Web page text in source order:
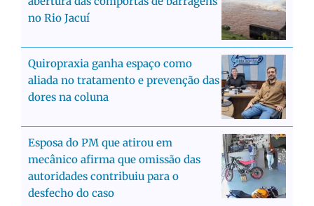
no Rio Jacuí
Quiropraxia ganha espaço como
aliada no tratamento e prevenção das
dores na coluna
Esposa do PM que atirou em
mecânico afirma que omissão das
autoridades contribuiu para o
desfecho do caso